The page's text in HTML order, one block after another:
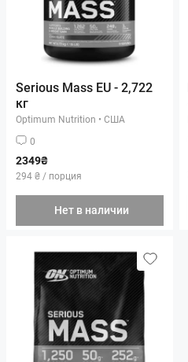
Serious Mass EU - 2,722
кг
Optimum Nutrition • США
0
2349₴
294 ₴ / порция
Нет в наличии